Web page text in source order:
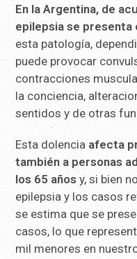
En la Argentina, de
epilepsia se presenta
esta patología,
puede provocar
contracciones
la conciencia,
sentidos y de otras
Esta dolencia afecta
también a personas
los 65 años y, si bien
epilepsia y los casos
se estima que se
casos, lo que
mil menores en